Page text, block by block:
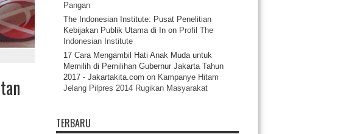
Pangan
The Indonesian Institute: Pusat Penelitian
Kebijakan Publik Utama di Inon Profil The
Indonesian Institute
17 Cara Mengambil Hati Anak Muda untuk
Memilih di Pemilihan Gubernur Jakarta Tahun
2017 - Jakartakita.com on Kampanye Hitam
Jelang Pilpres 2014 Rugikan Masyarakat
TERBARU